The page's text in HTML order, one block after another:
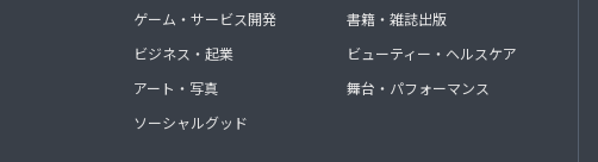
ゲーム・サービス開発
ビジネス・起業
アート・写真
ソーシャルグッド
書籍・雑誌出版
ビューティー・ヘルスケア
舞台・パフォーマンス